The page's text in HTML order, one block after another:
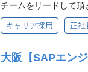
チームをリードして
名でのシステム運用の
（各種報告・説明資料
究・開発・安全性領域
キャリア採用 正社
大阪【SAPエン